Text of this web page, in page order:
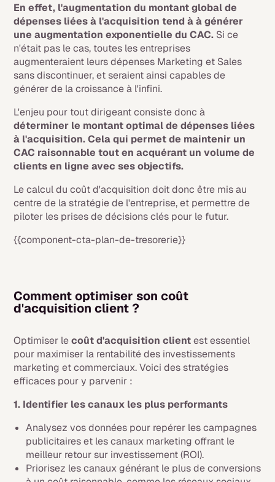
En effet, l'augmentation du montant global de
dépenses liées à l'acquisition tend à à générer
une augmentation exponentielle du CAC. Si ce
n'était pas le cas, toutes les entreprises
augmenteraient leurs dépenses Marketing et Sales
sans discontinuer, et seraient ainsi capables de
générer de la croissance à l'infini.
L'enjeu pour tout dirigeant consiste donc à
déterminer le montant optimal de dépenses liées
à l'acquisition. Cela qui permet de maintenir un
CAC raisonnable tout en acquérant un volume de
clients en ligne avec ses objectifs.
Le calcul du coût d'acquisition doit donc être mis au
centre de la stratégie de l'entreprise, et permettre de
piloter les prises de décisions clés pour le futur.
{{component-cta-plan-de-tresorerie}}
Comment optimiser son coût
d'acquisition client ?
Optimiser lecoût d'acquisition clientest essentiel
pour maximiser la rentabilité des investissements
marketing et commerciaux. Voici des stratégies
efficaces pour y parvenir :
1. Identifier les canaux les plus performants
Analysez vos données pour repérer les campagnes
publicitaires et les canaux marketing offrant le
meilleur retour sur investissement (ROI).
Priorisez les canaux générant le plus de conversions